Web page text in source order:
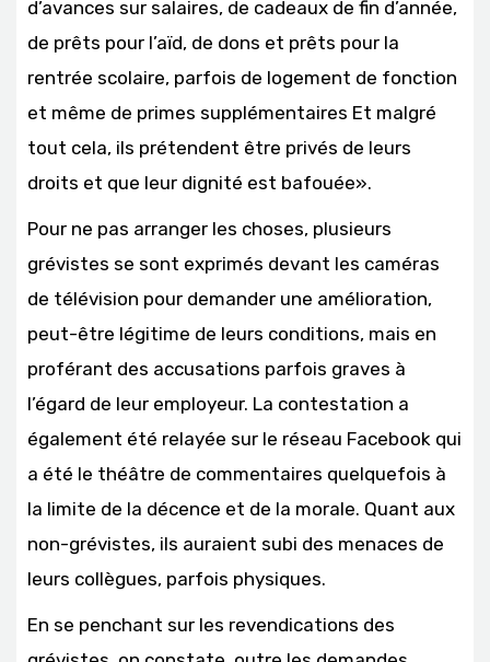
d’avances sur salaires, de cadeaux de fin d’année,
de prêts pour l’aïd, de dons et prêts pour la
rentrée scolaire, parfois de logement de fonction
et même de primes supplémentaires Et malgré
tout cela, ils prétendent être privés de leurs
droits et que leur dignité est bafouée».
Pour ne pas arranger les choses, plusieurs
grévistes se sont exprimés devant les caméras
de télévision pour demander une amélioration,
peut-être légitime de leurs conditions, mais en
proférant des accusations parfois graves à
l’égard de leur employeur. La contestation a
également été relayée sur le réseau Facebook qui
a été le théâtre de commentaires quelquefois à
la limite de la décence et de la morale. Quant aux
non-grévistes, ils auraient subi des menaces de
leurs collègues, parfois physiques.
En se penchant sur les revendications des